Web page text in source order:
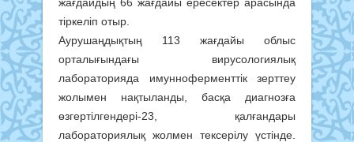
тіркеліп отыр.
Аурушаңдықтың 113 жағдайы облыс
орталығындағы вирусологиялық
лабораторияда имунноферменттік зерттеу
жолымен нақтыланды, басқа диагнозға
өзгертілгендері-23, қалғандары
лабораториялық жолмен тексерілу үстінде.